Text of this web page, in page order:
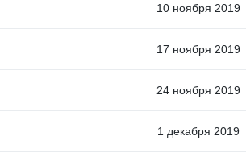
10 ноября 2019
17 ноября 2019
24 ноября 2019
1 декабря 2019